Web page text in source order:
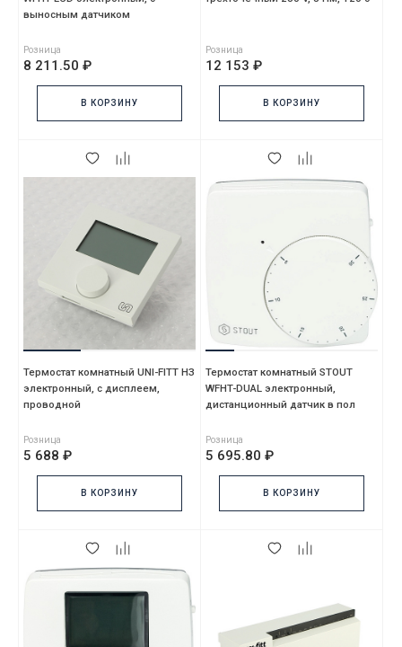
выносным датчиком
Розница
8 211.50 ₽
В КОРЗИНУ
Розница
12 153 ₽
В КОРЗИНУ
Термостат комнатный UNI-FITT НЗ
электронный, с дисплеем,
проводной
Розница
5 688 ₽
В КОРЗИНУ
Термостат комнатный STOUT
WFHT-DUAL электронный,
дистанционный датчик в пол
Розница
5 695.80 ₽
В КОРЗИНУ